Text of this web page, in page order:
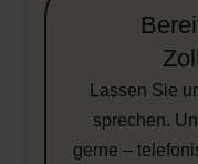
Lassen Sie
sprechen.
gerne –